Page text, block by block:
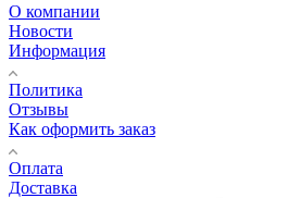
О компании
Новости
Информация
Политика
Отзывы
Как оформить заказ
Оплата
Доставка